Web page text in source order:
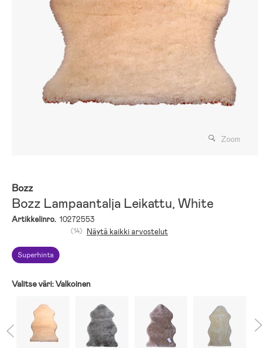
Zoom
Bozz
Bozz Lampaantalja Leikattu, White
Artikkelinro. 10272553
Superhinta
(14) Näytä kaikki arvostelut
Valitse väri:Valkoinen